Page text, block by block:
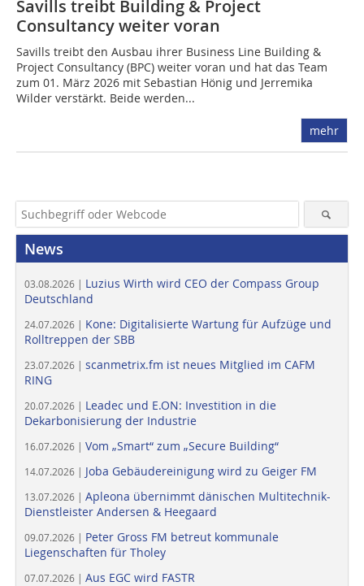
Savills treibt Building & Project
Consultancy weiter voran
Savills treibt den Ausbau ihrer Business Line Building &
Project Consultancy (BPC) weiter voran und hat das Team
zum 01. März 2026 mit Sebastian Hönig und Jerremika
Wilder verstärkt. Beide werden...
mehr
News
03.08.2026 | Luzius Wirth wird CEO der Compass Group
Deutschland
24.07.2026 | Kone: Digitalisierte Wartung für Aufzüge und
Rolltreppen der SBB
23.07.2026 | scanmetrix.fm ist neues Mitglied im CAFM
RING
20.07.2026 | Leadec und E.ON: Investition in die
Dekarbonisierung der Industrie
16.07.2026 | Vom „Smart“ zum „Secure Building“
14.07.2026 | Joba Gebäudereinigung wird zu Geiger FM
13.07.2026 | Apleona übernimmt dänischen Multitechnik-
Dienstleister Andersen & Heegaard
09.07.2026 | Peter Gross FM betreut kommunale
Liegenschaften für Tholey
07.07.2026 | Aus EGC wird FASTR